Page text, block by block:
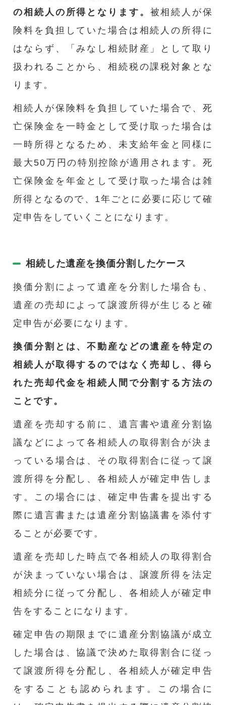
の相続人の所得となります。 被相続人が保
険料を負担していた場合は相続人の所得に
はならず、「みなし相続財産」として取り
扱われることから、相続税の課税対象とな
ります。
相続人が保険料を負担していた場合で、死
亡保険金を一時金として受け取った場合は
一時所得となるため、未支給年金と同様に
最大50万円の特別控除が適用されます。死
亡保険金を年金として受け取った場合は雑
所得となるので、1年ごとに必要に応じて確
定申告をしていくことになります。
相続した遺産を換価分割したケース
換価分割によって遺産を分割した場合も、
遺産の売却によって譲渡所得が生じると確
定申告が必要になります。
換価分割とは、不動産などの遺産を特定の
相続人が取得するのではなく売却し、得ら
れた売却代金を相続人間で分割する方法の
ことです。
遺産を売却する前に、遺言書や遺産分割協
議などによって各相続人の取得割合が決ま
っている場合は、その取得割合に従って譲
渡所得を分配し、各相続人が確定申告しま
す。この場合には、確定申告書を提出する
際に遺言書または遺産分割協議書を添付す
ることが必要です。
遺産を売却した時点で各相続人の取得割合
が決まっていない場合は、譲渡所得を法定
相続分に従って分配し、各相続人が確定申
告をすることになります。
確定申告の期限までに遺産分割協議が成立
した場合は、協議で決めた取得割合に従っ
て譲渡所得を分配し、各相続人が確定申告
をすることも認められます。この場合に